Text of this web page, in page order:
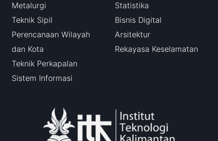
Metalurgi
Teknik Sipil
Perencanaan Wilayah
dan Kota
Teknik Perkapalan
Sistem Informasi
Statistika
Bisnis Digital
Arsitektur
Rekayasa Keselamatan